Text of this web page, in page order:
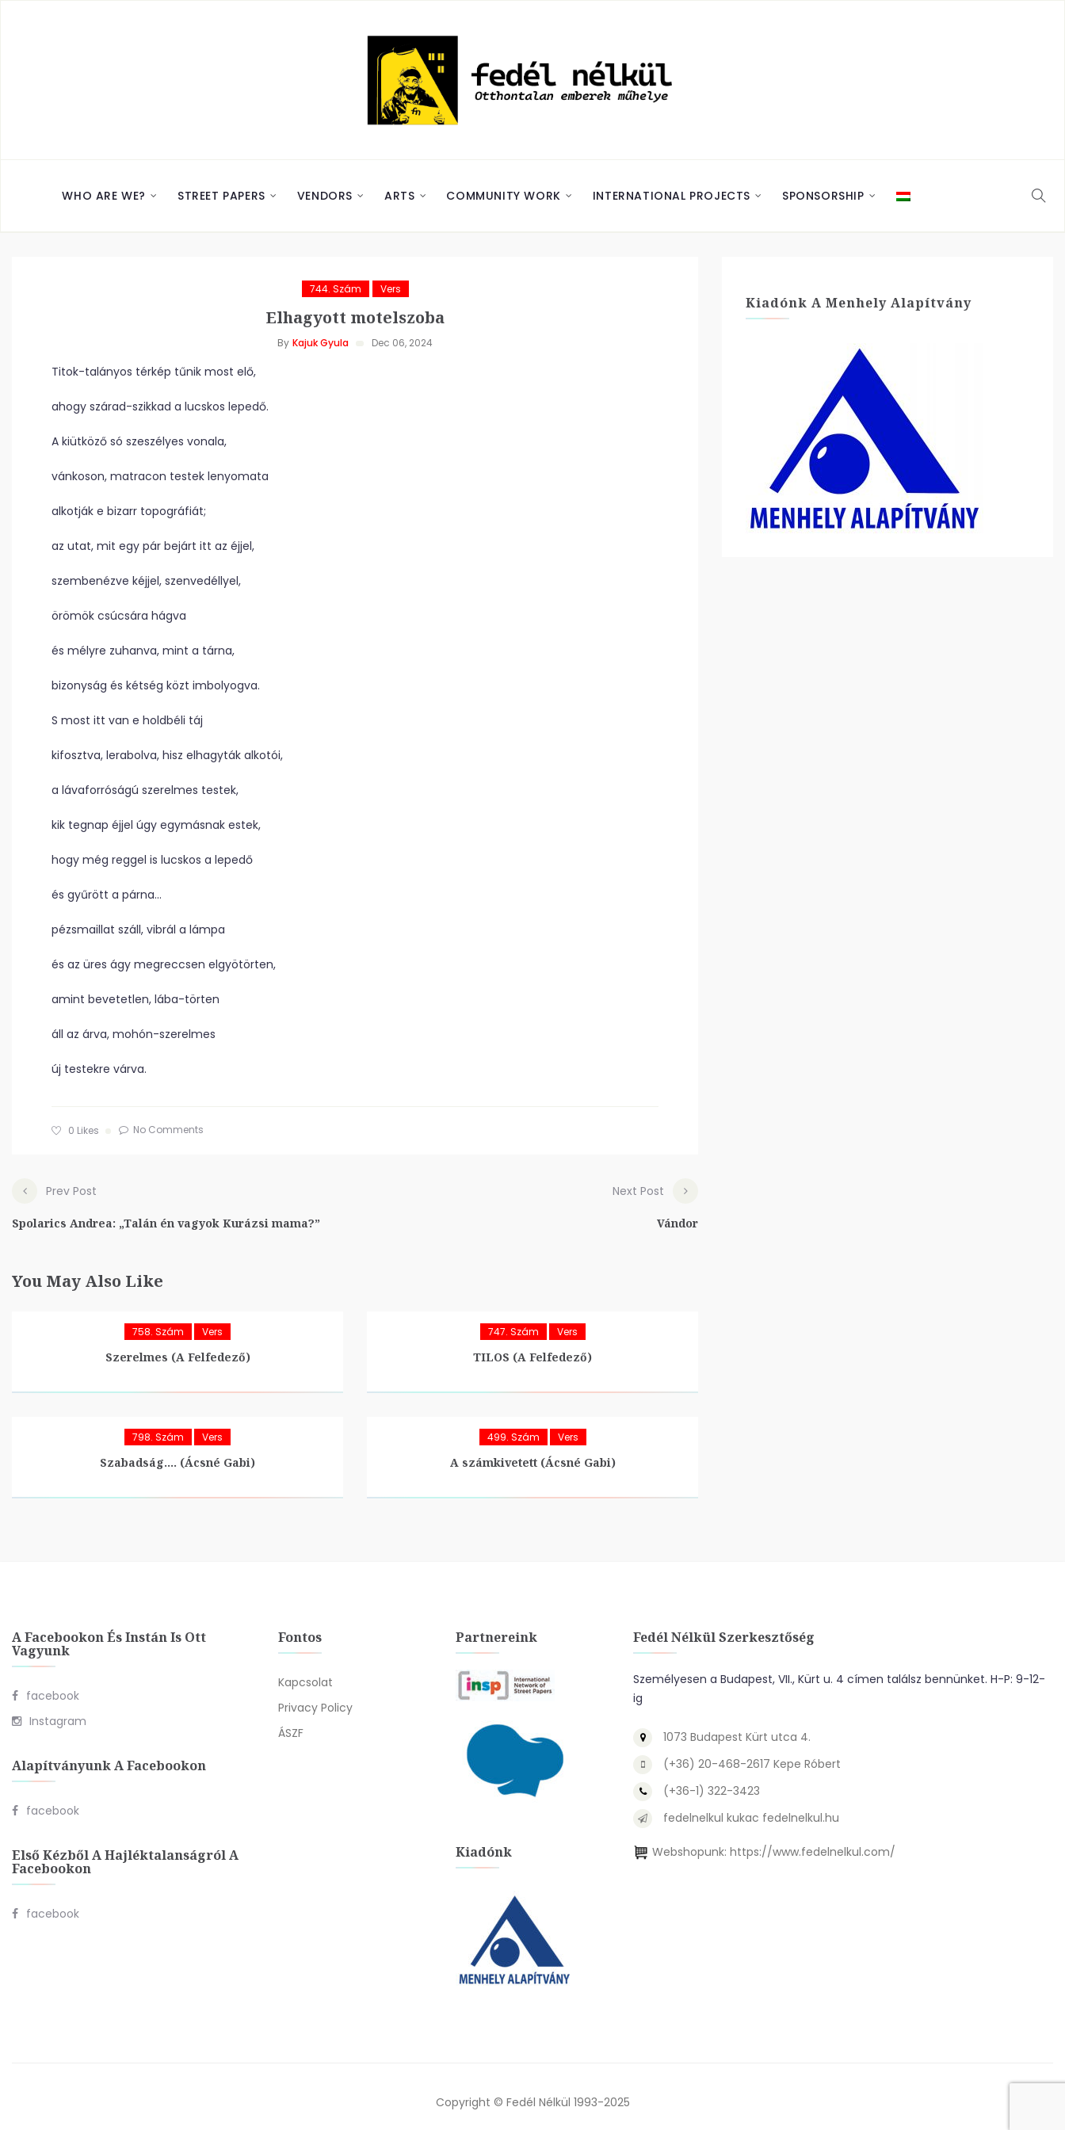
WHO ARE WE? STREET PAPERS VENDORS ARTS COMMUNITY WORK INTERNATIONAL PROJECTS SPONSORSHIP
744. Szám Vers
Elhagyott motelszoba
By Kajuk Gyula Dec 06, 2024
Titok-talányos térkép tűnik most elő,
ahogy szárad-szikkad a lucskos lepedő.
A kiütköző só szeszélyes vonala,
vánkoson, matracon testek lenyomata
alkotják e bizarr topográfiát;
az utat, mit egy pár bejárt itt az éjjel,
szembenézve kéjjel, szenvedéllyel,
örömök csúcsára hágva
és mélyre zuhanva, mint a tárna,
bizonyság és kétség közt imbolyogva.
S most itt van e holdbéli táj
kifosztva, lerabolva, hisz elhagyták alkotói,
a lávaforróságú szerelmes testek,
kik tegnap éjjel úgy egymásnak estek,
hogy még reggel is lucskos a lepedő
és gyűrött a párna…
pézsmaillat száll, vibrál a lámpa
és az üres ágy megreccsen elgyötörten,
amint bevetetlen, lába-törten
áll az árva, mohón-szerelmes
új testekre várva.
0 Likes No Comments
Prev Post
Spolarics Andrea: „Talán én vagyok Kurázsi mama?”
Next Post
Vándor
You May Also Like
758. Szám Vers
Szerelmes (A Felfedező)
747. Szám Vers
TILOS (A Felfedező)
798. Szám Vers
Szabadság…. (Ácsné Gabi)
499. Szám Vers
A számkivetett (Ácsné Gabi)
Kiadónk A Menhely Alapítvány
A Facebookon És Instán Is Ott
Vagyunk
facebook
Instagram
Alapítványunk A Facebookon
facebook
Első Kézből A Hajléktalanságról A
Facebookon
facebook
Fontos
Kapcsolat
Privacy Policy
ÁSZF
Partnereink
Kiadónk
Fedél Nélkül Szerkesztőség
Személyesen a Budapest, VII., Kürt u. 4 címen találsz bennünket. H-P: 9-12-
ig
1073 Budapest Kürt utca 4.
(+36) 20-468-2617 Kepe Róbert
(+36-1) 322-3423
fedelnelkul kukac fedelnelkul.hu
Webshopunk: https://www.fedelnelkul.com/
Copyright © Fedél Nélkül 1993-2025